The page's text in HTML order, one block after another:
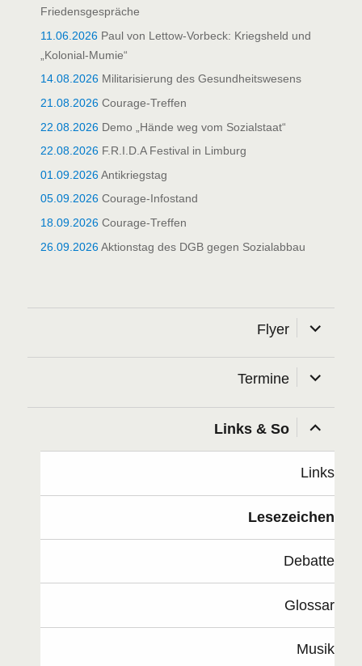
Friedensgespräche
11.06.2026 Paul von Lettow-Vorbeck: Kriegsheld und
„Kolonial-Mumie“
14.08.2026 Militarisierung des Gesundheitswesens
21.08.2026 Courage-Treffen
22.08.2026 Demo „Hände weg vom Sozialstaat“
22.08.2026 F.R.I.D.A Festival in Limburg
01.09.2026Antikriegstag
05.09.2026 Courage-Infostand
18.09.2026 Courage-Treffen
26.09.2026Aktionstag des DGB gegen Sozialabbau
Flyer öffnen
Termine öffnen
Links & So öffnen
Links
Lesezeichen
Debatte
Glossar
Musik